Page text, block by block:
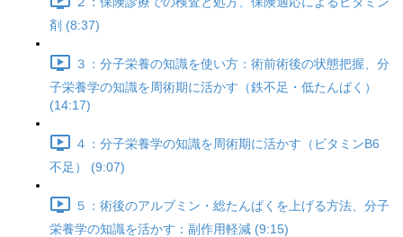
剤 (8:37)
３：分子栄養の知識を使い方：術前術後の状態把握、分
子栄養学の知識を周術期に活かす（鉄不足・低たんぱく）
(14:17)
４：分子栄養学の知識を周術期に活かす（ビタミンB6
不足） (9:07)
５：術後のアルブミン・総たんぱくを上げる方法、分子
栄養学の知識を活かす：副作用軽減 (9:15)